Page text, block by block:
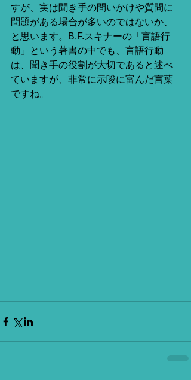
すが、実は聞き手の問いかけや質問に
問題がある場合が多いのではないか、
と思います。B.F.スキナーの「言語行
動」という著書の中でも、言語行動
は、聞き手の役割が大切であると述べ
ていますが、非常に示唆に富んだ言葉
ですね。